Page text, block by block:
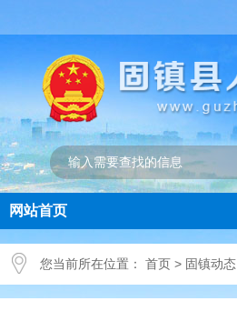
网站首页
您当前所在位置： 首页 > 固镇动态